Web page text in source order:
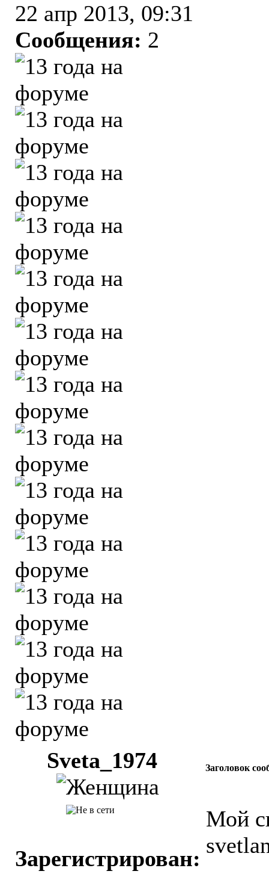
22 апр 2013, 09:31
Сообщения: 2
Sveta_1974 Заголовок
Зарегистрирован:
Мой